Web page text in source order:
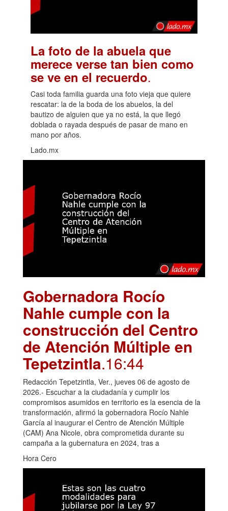
La foto de la abuela que
merece verse tan bien como
se ve en el recuerdo.
Casi toda familia guarda una foto vieja que quiere
rescatar: la de la boda de los abuelos, la del
bautizo de alguien que ya no está, la que llegó
doblada o rayada después de pasar de mano en
mano por años.
Lado.mx
Gobernadora Rocío
Nahle cumple con la
construcción del Centro
de Atención Múltiple en
Tepetzintla.16:44
Redacción Tepetzintla, Ver., jueves 06 de agosto de
2026.- Escuchar a la ciudadanía y cumplir los
compromisos asumidos en territorio es la esencia de la
transformación, afirmó la gobernadora Rocío Nahle
García al inaugurar el Centro de Atención Múltiple
(CAM) Ana Nicole, obra comprometida durante su
campaña a la gubernatura en 2024, tras a
Hora Cero